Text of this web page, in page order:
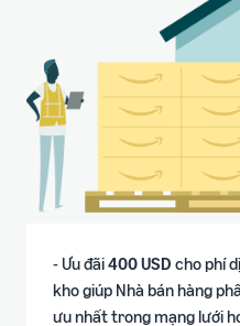
- Ưu đãi400 USD cho phí
kho giúp Nhà bán hàng
ưu nhất trong mạng lưới